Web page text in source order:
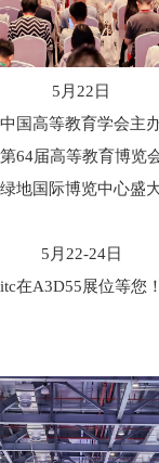
5月22日
国高等教育学会主
第64届高等教育博览
地国际博览中心盛
5月22-24日
itc在A3D55展位等您！